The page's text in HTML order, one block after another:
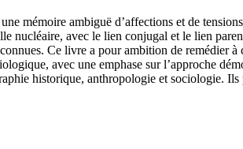
mémoire ambiguë d’affections et de
nucléaire, avec le lien conjugal et le lien
Ce livre a pour ambition de remédier
avec une emphase sur l’approche
historique, anthropologie et sociologie.